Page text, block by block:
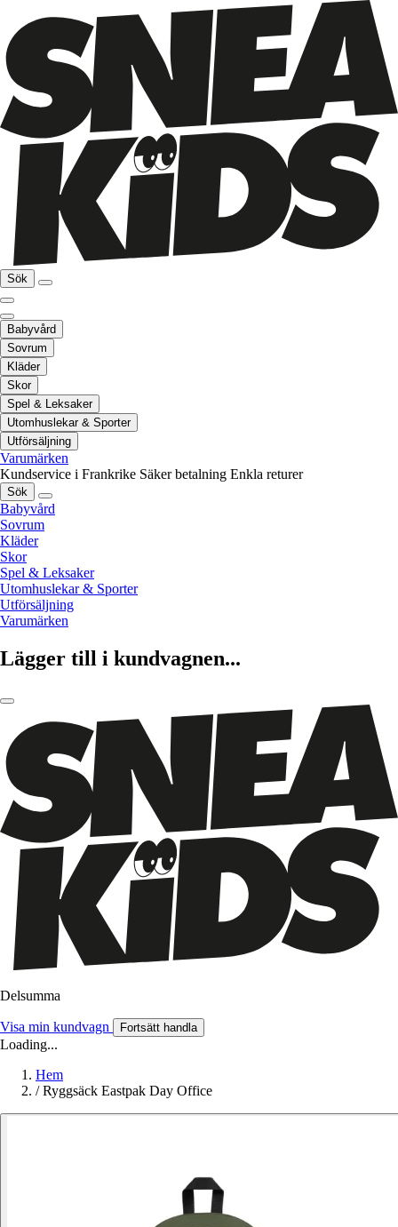
Sök
Babyvård
Sovrum
Kläder
Skor
Spel & Leksaker
Utomhuslekar & Sporter
Utförsäljning
Varumärken
Kundservice i Frankrike Säker betalning Enkla returer
Sök
Babyvård
Sovrum
Kläder
Skor
Spel & Leksaker
Utomhuslekar & Sporter
Utförsäljning
Varumärken
Lägger till i kundvagnen...
Delsumma
Visa min kundvagn Fortsätt handla
Loading...
Hem
/ Ryggsäck Eastpak Day Office